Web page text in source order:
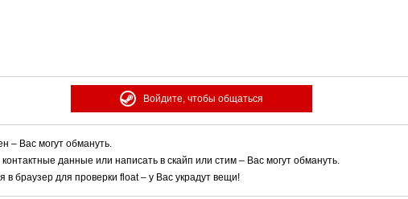
Войдите, чтобы общаться
– Вас могут обмануть.
контактные данные или написать в скайп или стим – Вас могут обмануть.
в браузер для проверки float – у Вас украдут вещи!